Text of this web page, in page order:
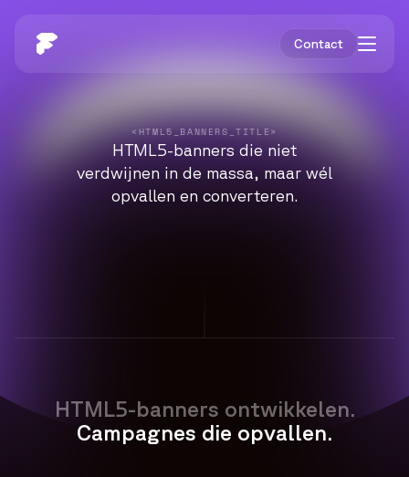
Contact
Opvallende
<HTML5_BANNERS_TITLE>
HTML5-banners die niet
verdwijnen in de massa, maar wél
opvallen en converteren.
HTML5-banners ontwikkelen.
Campagnes die opvallen.